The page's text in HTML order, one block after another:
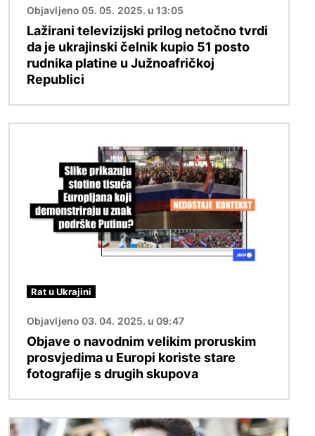
Objavljeno 05. 05. 2025. u 13:05
Lažirani televizijski prilog netočno tvrdi
da je ukrajinski čelnik kupio 51 posto
rudnika platine u Južnoafričkoj
Republici
Rat u Ukrajini
Objavljeno 03. 04. 2025. u 09:47
Objave o navodnim velikim proruskim
prosvjedima u Europi koriste stare
fotografije s drugih skupova
Slika